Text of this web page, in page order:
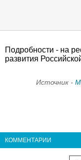
Подробности - на
развития
Источник -
КОММЕНТАРИИ